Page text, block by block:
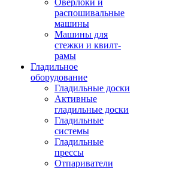
Оверлоки и
распошивальные
машины
Машины для
стежки и квилт-
рамы
Гладильное
оборудование
Гладильные доски
Активные
гладильные доски
Гладильные
системы
Гладильные
прессы
Отпариватели